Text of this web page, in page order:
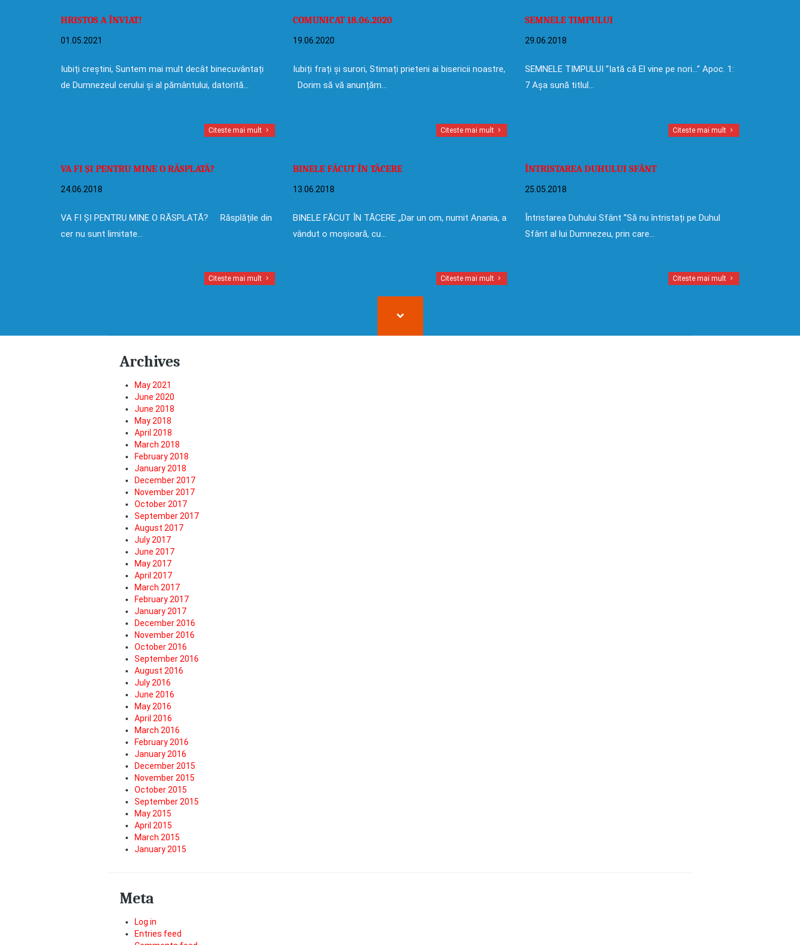
HRISTOS A ÎNVIAT!
01.05.2021
Iubiți creștini, Suntem mai mult decât binecuvântați
de Dumnezeul cerului și al pământului, datorită…
Citeste mai mult
COMUNICAT 18.06.2020
19.06.2020
Iubiți frați și surori, Stimați prieteni ai bisericii noastre,
Dorim să vă anunțăm…
Citeste mai mult
SEMNELE TIMPULUI
29.06.2018
SEMNELE TIMPULUI ”Iată că El vine pe nori…” Apoc. 1:
7 Așa sună titlul…
Citeste mai mult
VA FI ȘI PENTRU MINE O RĂSPLATĂ?
24.06.2018
VA FI ȘI PENTRU MINE O RĂSPLATĂ? Răsplățile din
cer nu sunt limitate…
Citeste mai mult
BINELE FĂCUT ÎN TĂCERE
13.06.2018
BINELE FĂCUT ÎN TĂCERE „Dar un om, numit Anania, a
vândut o moșioară, cu…
Citeste mai mult
ÎNTRISTAREA DUHULUI SFÂNT
25.05.2018
Întristarea Duhului Sfânt ”Să nu întristați pe Duhul
Sfânt al lui Dumnezeu, prin care…
Citeste mai mult
Archives
May 2021
June 2020
June 2018
May 2018
April 2018
March 2018
February 2018
January 2018
December 2017
November 2017
October 2017
September 2017
August 2017
July 2017
June 2017
May 2017
April 2017
March 2017
February 2017
January 2017
December 2016
November 2016
October 2016
September 2016
August 2016
July 2016
June 2016
May 2016
April 2016
March 2016
February 2016
January 2016
December 2015
November 2015
October 2015
September 2015
May 2015
April 2015
March 2015
January 2015
Meta
Log in
Entries feed